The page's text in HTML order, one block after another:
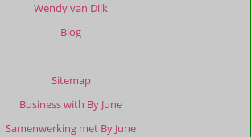
Wendy van Dijk
Blog
Sitemap
Business with By June
Samenwerking met By June